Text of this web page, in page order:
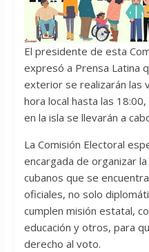
El presidente de esta
expresó a Prensa Latina
exterior se realizarán las
hora local hasta las
en la isla se llevarán a
La Comisión Electoral
encargada de organizar
cubanos que se
oficiales, no solo
cumplen misión estatal,
educación y otros, para
derecho al voto.